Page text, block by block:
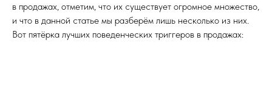
в продажах, отметим, что их существует огромное множество,
и что в данной статье мы разберём лишь несколько из них.
Вот пятёрка лучших поведенческих триггеров в продажах: